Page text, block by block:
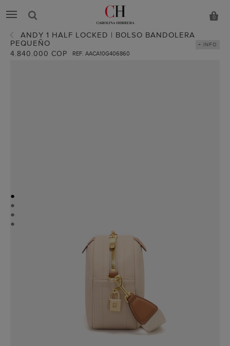
0
ANDY 1 HALF LOCKED | BOLSO BANDOLERA
PEQUEÑO
4.840.000 COP REF. AACA10G406860
+ INFO
●
●
●
●